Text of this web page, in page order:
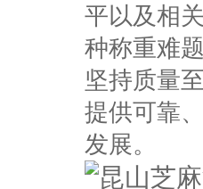
平以及相
种称重难
坚持质量
提供可靠
发展。